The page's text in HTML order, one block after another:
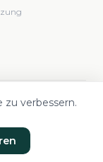
zu verbessern.
Agentur ·